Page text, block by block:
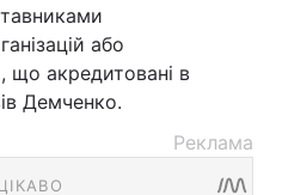
або
що акредитовані в
Демченко.
Реклама